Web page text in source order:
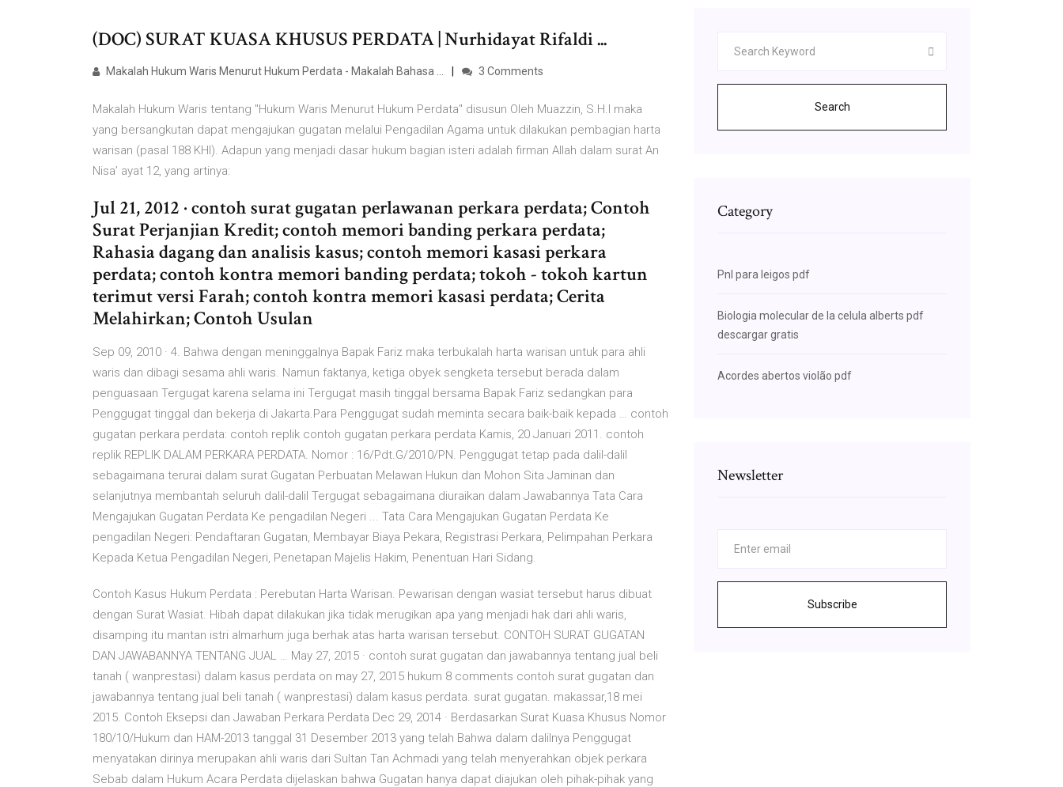
(DOC) SURAT KUASA KHUSUS PERDATA | Nurhidayat Rifaldi ...
Makalah Hukum Waris Menurut Hukum Perdata - Makalah Bahasa ... 3 Comments
Makalah Hukum Waris tentang "Hukum Waris Menurut Hukum Perdata" disusun Oleh Muazzin, S.H.I maka
yang bersangkutan dapat mengajukan gugatan melalui Pengadilan Agama untuk dilakukan pembagian harta
warisan (pasal 188 KHI). Adapun yang menjadi dasar hukum bagian isteri adalah firman Allah dalam surat An
Nisa’ ayat 12, yang artinya:
Jul 21, 2012 · contoh surat gugatan perlawanan perkara perdata; Contoh
Surat Perjanjian Kredit; contoh memori banding perkara perdata;
Rahasia dagang dan analisis kasus; contoh memori kasasi perkara
perdata; contoh kontra memori banding perdata; tokoh - tokoh kartun
terimut versi Farah; contoh kontra memori kasasi perdata; Cerita
Melahirkan; Contoh Usulan
Sep 09, 2010 · 4. Bahwa dengan meninggalnya Bapak Fariz maka terbukalah harta warisan untuk para ahli
waris dan dibagi sesama ahli waris. Namun faktanya, ketiga obyek sengketa tersebut berada dalam
penguasaan Tergugat karena selama ini Tergugat masih tinggal bersama Bapak Fariz sedangkan para
Penggugat tinggal dan bekerja di Jakarta.Para Penggugat sudah meminta secara baik-baik kepada … contoh
gugatan perkara perdata: contoh replik contoh gugatan perkara perdata Kamis, 20 Januari 2011. contoh
replik REPLIK DALAM PERKARA PERDATA. Nomor : 16/Pdt.G/2010/PN. Penggugat tetap pada dalil-dalil
sebagaimana terurai dalam surat Gugatan Perbuatan Melawan Hukun dan Mohon Sita Jaminan dan
selanjutnya membantah seluruh dalil-dalil Tergugat sebagaimana diuraikan dalam Jawabannya Tata Cara
Mengajukan Gugatan Perdata Ke pengadilan Negeri ... Tata Cara Mengajukan Gugatan Perdata Ke
pengadilan Negeri: Pendaftaran Gugatan, Membayar Biaya Pekara, Registrasi Perkara, Pelimpahan Perkara
Kepada Ketua Pengadilan Negeri, Penetapan Majelis Hakim, Penentuan Hari Sidang.
Contoh Kasus Hukum Perdata : Perebutan Harta Warisan. Pewarisan dengan wasiat tersebut harus dibuat
dengan Surat Wasiat. Hibah dapat dilakukan jika tidak merugikan apa yang menjadi hak dari ahli waris,
disamping itu mantan istri almarhum juga berhak atas harta warisan tersebut. CONTOH SURAT GUGATAN
DAN JAWABANNYA TENTANG JUAL … May 27, 2015 · contoh surat gugatan dan jawabannya tentang jual beli
tanah ( wanprestasi) dalam kasus perdata on may 27, 2015 hukum 8 comments contoh surat gugatan dan
jawabannya tentang jual beli tanah ( wanprestasi) dalam kasus perdata. surat gugatan. makassar,18 mei
2015. Contoh Eksepsi dan Jawaban Perkara Perdata Dec 29, 2014 · Berdasarkan Surat Kuasa Khusus Nomor
180/10/Hukum dan HAM-2013 tanggal 31 Desember 2013 yang telah Bahwa dalam dalilnya Penggugat
menyatakan dirinya merupakan ahli waris dari Sultan Tan Achmadi yang telah menyerahkan objek perkara
Sebab dalam Hukum Acara Perdata dijelaskan bahwa Gugatan hanya dapat diajukan oleh pihak-pihak yang
Search
Category
Pnl para leigos pdf
Biologia molecular de la celula alberts pdf
descargar gratis
Acordes abertos violão pdf
Newsletter
Subscribe